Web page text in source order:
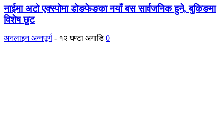
नाईमा अटो एक्स्पोमा डोङफेङका नयाँ बस सार्वजनिक हुने, बुकिङमा
विशेष छुट
अनलाइन अन्नपूर्ण - १२ घण्टा अगाडि 0